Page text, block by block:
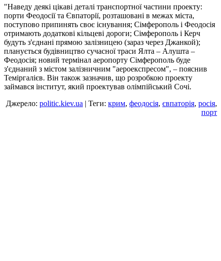
"Наведу деякі цікаві деталі транспортної частини проекту:
порти Феодосії та Євпаторії, розташовані в межах міста,
поступово припинять своє існування; Сімферополь і Феодосія
отримають додаткові кільцеві дороги; Сімферополь і Керч
будуть з'єднані прямою залізницею (зараз через Джанкой);
планується будівництво сучасної траси Ялта – Алушта –
Феодосія; новий термінал аеропорту Сімферополь буде
з'єднаний з містом залізничним "аероекспресом", – пояснив
Теміргалієв. Він також зазначив, що розробкою проекту
займався інститут, який проектував олімпійський Сочі.
Джерело: politic.kiev.ua | Теги: крим, феодосія, євпаторія, росія,
порт